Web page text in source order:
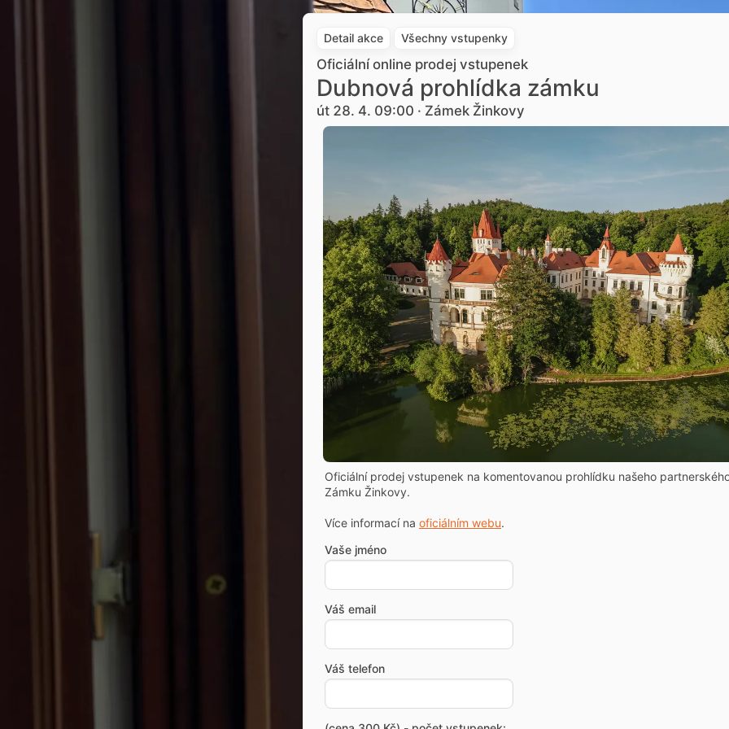
Detail akce Všechny vstupenky
Oficiální online prodej vstupenek
Dubnová prohlídka zámku
út 28. 4. 09:00 · Zámek Žinkovy
Oficiální prodej vstupenek na komentovanou prohlídku našeho
Zámku Žinkovy.
Více informací na oficiálním webu.
Vaše jméno
Váš email
Váš telefon